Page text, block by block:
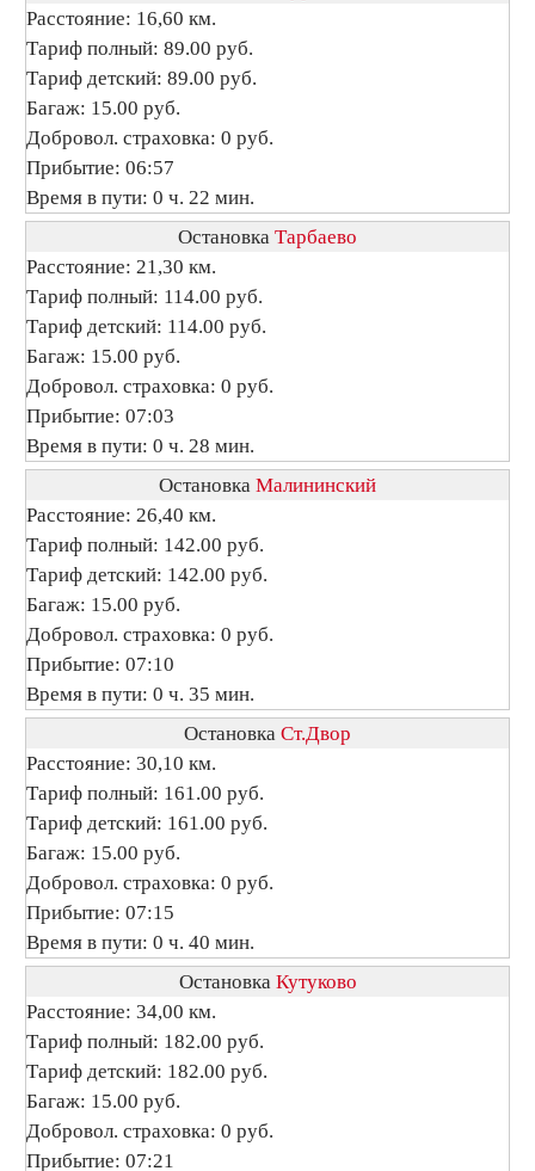
Расстояние: 16,60 км.
Тариф полный: 89.00 руб.
Тариф детский: 89.00 руб.
Багаж: 15.00 руб.
Добровол. страховка: 0 руб.
Прибытие: 06:57
Время в пути: 0 ч. 22 мин.
Остановка Тарбаево
Расстояние: 21,30 км.
Тариф полный: 114.00 руб.
Тариф детский: 114.00 руб.
Багаж: 15.00 руб.
Добровол. страховка: 0 руб.
Прибытие: 07:03
Время в пути: 0 ч. 28 мин.
Остановка Малининский
Расстояние: 26,40 км.
Тариф полный: 142.00 руб.
Тариф детский: 142.00 руб.
Багаж: 15.00 руб.
Добровол. страховка: 0 руб.
Прибытие: 07:10
Время в пути: 0 ч. 35 мин.
Остановка Ст.Двор
Расстояние: 30,10 км.
Тариф полный: 161.00 руб.
Тариф детский: 161.00 руб.
Багаж: 15.00 руб.
Добровол. страховка: 0 руб.
Прибытие: 07:15
Время в пути: 0 ч. 40 мин.
Остановка Кутуково
Расстояние: 34,00 км.
Тариф полный: 182.00 руб.
Тариф детский: 182.00 руб.
Багаж: 15.00 руб.
Добровол. страховка: 0 руб.
Прибытие: 07:21